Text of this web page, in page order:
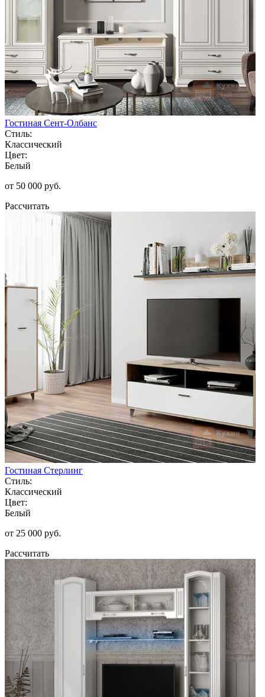
Гостиная Сент-Олбанс
Стиль:
Классический
Цвет:
Белый
от 50 000 руб.
Рассчитать
Гостиная Стерлинг
Стиль:
Классический
Цвет:
Белый
от 25 000 руб.
Рассчитать